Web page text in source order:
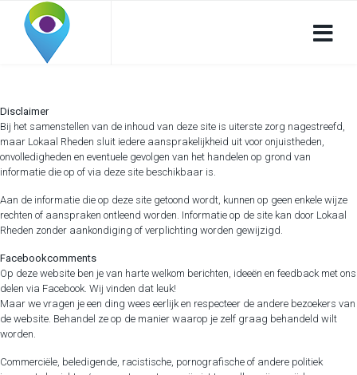
Disclaimer
Bij het samenstellen van de inhoud van deze site is uiterste zorg nagestreefd,
maar Lokaal Rheden sluit iedere aansprakelijkheid uit voor onjuistheden,
onvolledigheden en eventuele gevolgen van het handelen op grond van
informatie die op of via deze site beschikbaar is.
Aan de informatie die op deze site getoond wordt, kunnen op geen enkele wijze
rechten of aanspraken ontleend worden. Informatie op de site kan door Lokaal
Rheden zonder aankondiging of verplichting worden gewijzigd.
Facebookcomments
Op deze website ben je van harte welkom berichten, ideeën en feedback met ons
delen via Facebook. Wij vinden dat leuk!
Maar we vragen je een ding wees eerlijk en respecteer de andere bezoekers van
de website. Behandel ze op de manier waarop je zelf graag behandeld wilt
worden.
Commerciële, beledigende, racistische, pornografische of andere politiek